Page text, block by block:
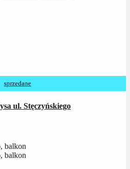
sprzedane
ul. Stęczyńskiego
balkon
balkon